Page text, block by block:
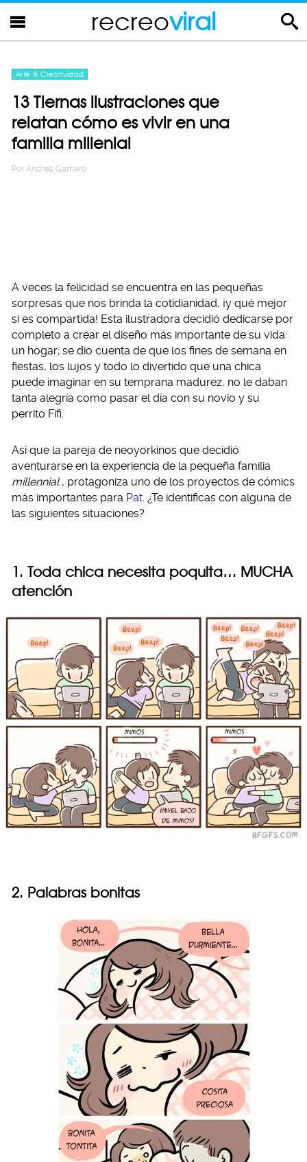
recreoviral
Arte & Creatividad
13 Tiernas ilustraciones que
relatan cómo es vivir en una
familia millenial
Por Andrea Gamero
A veces la felicidad se encuentra en las pequeñas
sorpresas que nos brinda la cotidianidad, ¡y qué mejor
si es compartida! Esta ilustradora decidió dedicarse por
completo a crear el diseño más importante de su vida:
un hogar; se dio cuenta de que los fines de semana en
fiestas, los lujos y todo lo divertido que una chica
puede imaginar en su temprana madurez, no le daban
tanta alegría como pasar el día con su novio y su
perrito Fifi.
Así que la pareja de neoyorkinos que decidió
aventurarse en la experiencia de la pequeña familia
millennial , protagoniza uno de los proyectos de cómics
más importantes para Pat. ¿Te identificas con alguna de
las siguientes situaciones?
1. Toda chica necesita poquita… MUCHA
atención
2. Palabras bonitas